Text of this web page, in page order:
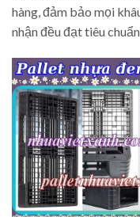
hàng, đảm bảo mọi
nhận đều đạt tiêu